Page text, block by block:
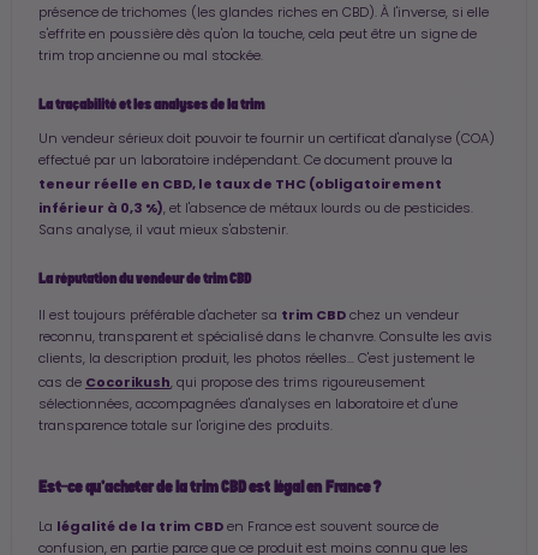
présence de trichomes (les glandes riches en CBD). À l'inverse, si elle
s'effrite en poussière dès qu'on la touche, cela peut être un signe de
trim trop ancienne ou mal stockée.
La traçabilité et les analyses de la trim
Un vendeur sérieux doit pouvoir te fournir un certificat d'analyse (COA)
effectué par un laboratoire indépendant. Ce document prouve la
teneur réelle en CBD, le taux de THC (obligatoirement
inférieur à 0,3 %), et l'absence de métaux lourds ou de pesticides.
Sans analyse, il vaut mieux s'abstenir.
La réputation du vendeur de trim CBD
Il est toujours préférable d'acheter sa trim CBD chez un vendeur
reconnu, transparent et spécialisé dans le chanvre. Consulte les avis
clients, la description produit, les photos réelles… C'est justement le
cas de Cocorikush, qui propose des trims rigoureusement
sélectionnées, accompagnées d'analyses en laboratoire et d'une
transparence totale sur l'origine des produits.
Est-ce qu'acheter de la trim CBD est légal en France ?
La légalité de la trim CBD en France est souvent source de
confusion, en partie parce que ce produit est moins connu que les